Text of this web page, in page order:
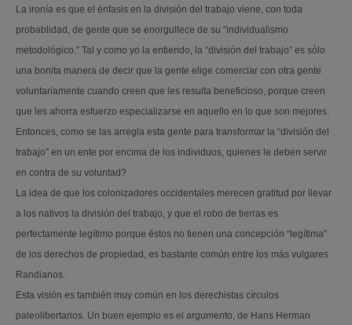
La ironía es que el énfasis en la división del trabajo viene, con toda
probablidad, de gente que se enorgullece de su “individualismo
metodológico.” Tal y como yo la entiendo, la “división del trabajo” es sólo
una bonita manera de decir que la gente elige comerciar con otra gente
voluntariamente cuando creen que les resulta beneficioso, porque creen
que les ahorra esfuerzo especializarse en aquello en lo que son mejores.
Entonces, como se las arregla esta gente para transformar la “división del
trabajo” en un ente por encima de los individuos, quienes le deben servir
en contra de su voluntad?
La idea de que los colonizadores occidentales merecen gratitud por llevar
a los nativos la división del trabajo, y que el robo de tierras es
perfectamente legítimo porque éstos no tienen una concepción “legítima”
de los derechos de propiedad, es bastante común entre los más vulgares
Randianos.
Esta visión es también muy común en los derechistas círculos
paleolibertarios. Un buen ejemplo es el argumento, de Hans Herman